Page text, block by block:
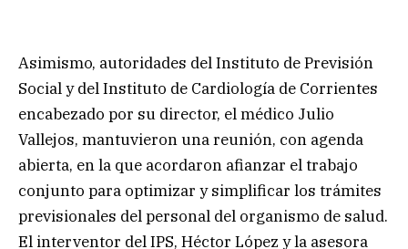
Asimismo, autoridades del Instituto de Previsión
Social y del Instituto de Cardiología de Corrientes
encabezado por su director, el médico Julio
Vallejos, mantuvieron una reunión, con agenda
abierta, en la que acordaron afianzar el trabajo
conjunto para optimizar y simplificar los trámites
previsionales del personal del organismo de salud.
El interventor del IPS, Héctor López y la asesora